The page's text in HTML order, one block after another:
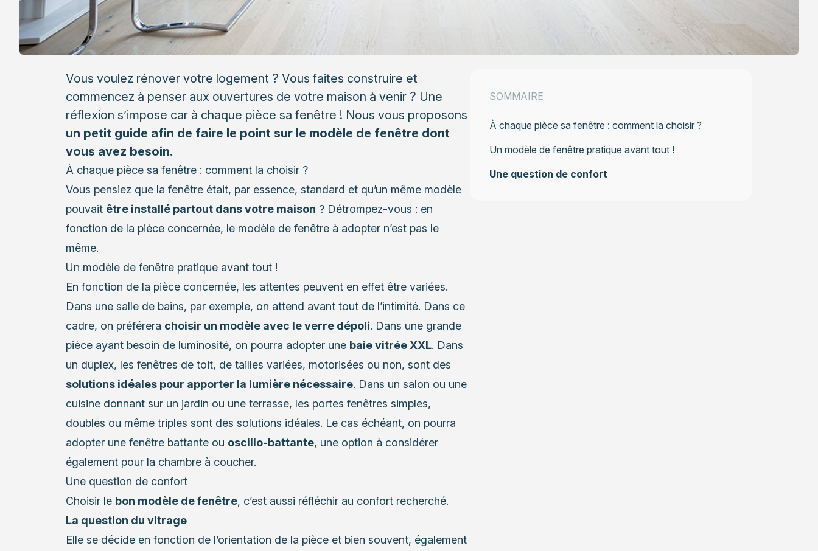
Vous voulez rénover votre logement ? Vous faites construire et
commencez à penser aux ouvertures de votre maison à venir ? Une
réflexion s’impose car à chaque pièce sa fenêtre ! Nous vous proposons
un petit guide afin de faire le point sur le modèle de fenêtre dont
vous avez besoin.
À chaque pièce sa fenêtre : comment la choisir ?
Vous pensiez que la fenêtre était, par essence, standard et qu’un même modèle
pouvait être installé partout dans votre maison ? Détrompez-vous : en
fonction de la pièce concernée, le modèle de fenêtre à adopter n’est pas le
même.
Un modèle de fenêtre pratique avant tout !
En fonction de la pièce concernée, les attentes peuvent en effet être variées.
Dans une salle de bains, par exemple, on attend avant tout de l’intimité. Dans ce
cadre, on préférera choisir un modèle avec le verre dépoli. Dans une grande
pièce ayant besoin de luminosité, on pourra adopter une baie vitrée XXL. Dans
un duplex, les fenêtres de toit, de tailles variées, motorisées ou non, sont des
solutions idéales pour apporter la lumière nécessaire. Dans un salon ou une
cuisine donnant sur un jardin ou une terrasse, les portes fenêtres simples,
doubles ou même triples sont des solutions idéales. Le cas échéant, on pourra
adopter une fenêtre battante ou oscillo-battante, une option à considérer
également pour la chambre à coucher.
Une question de confort
Choisir le bon modèle de fenêtre, c’est aussi réfléchir au confort recherché.
La question du vitrage
Elle se décide en fonction de l’orientation de la pièce et bien souvent, également
SOMMAIRE
À chaque pièce sa fenêtre : comment la choisir ?
Un modèle de fenêtre pratique avant tout !
Une question de confort